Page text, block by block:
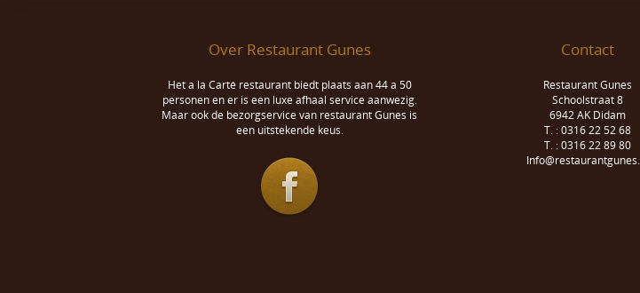
Over Restaurant Gunes
Het a la Carté restaurant biedt plaats aan 44 a 50
personen en er is een luxe afhaal service aanwezig.
Maar ook de bezorgservice van restaurant Gunes is
een uitstekende keus.
Contact
Restaurant Gunes
Schoolstraat 8
6942 AK Didam
T. : 0316 22 52 68
T. : 0316 22 89 80